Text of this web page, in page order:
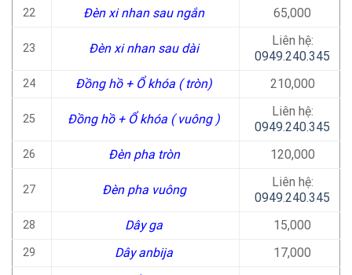
22 Đèn xi nhan sau ngắn 65,000
23 Đèn xi nhan sau dài
Liên hệ:
0949.240.345
24 Đồng hồ + Ổ khóa ( tròn) 210,000
25 Đồng hồ + Ổ khóa ( vuông )
Liên hệ:
0949.240.345
26 Đèn pha tròn 120,000
27 Đèn pha vuông
Liên hệ:
0949.240.345
28 Dây ga 15,000
29 Dây anbija 17,000